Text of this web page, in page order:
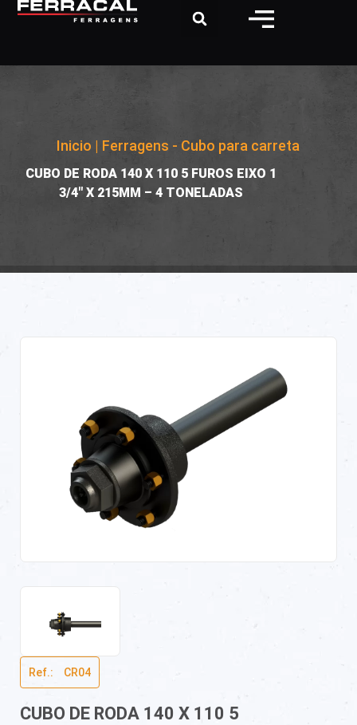
Inicio | Ferragens - Cubo para carreta
CUBO DE RODA 140 X 110 5 FUROS EIXO 1
3/4″ X 215MM – 4 TONELADAS
Ref.:ﾠCR04
CUBO DE RODA 140 X 110 5